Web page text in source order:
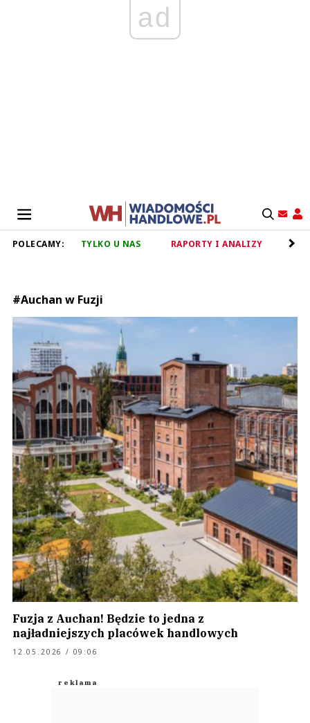
ad
POLECAMY: TYLKO U NAS RAPORTY I ANALIZY
#Auchan w Fuzji
Fuzja z Auchan! Będzie to jedna z
najładniejszych placówek handlowych
12.05.2026 / 09:06